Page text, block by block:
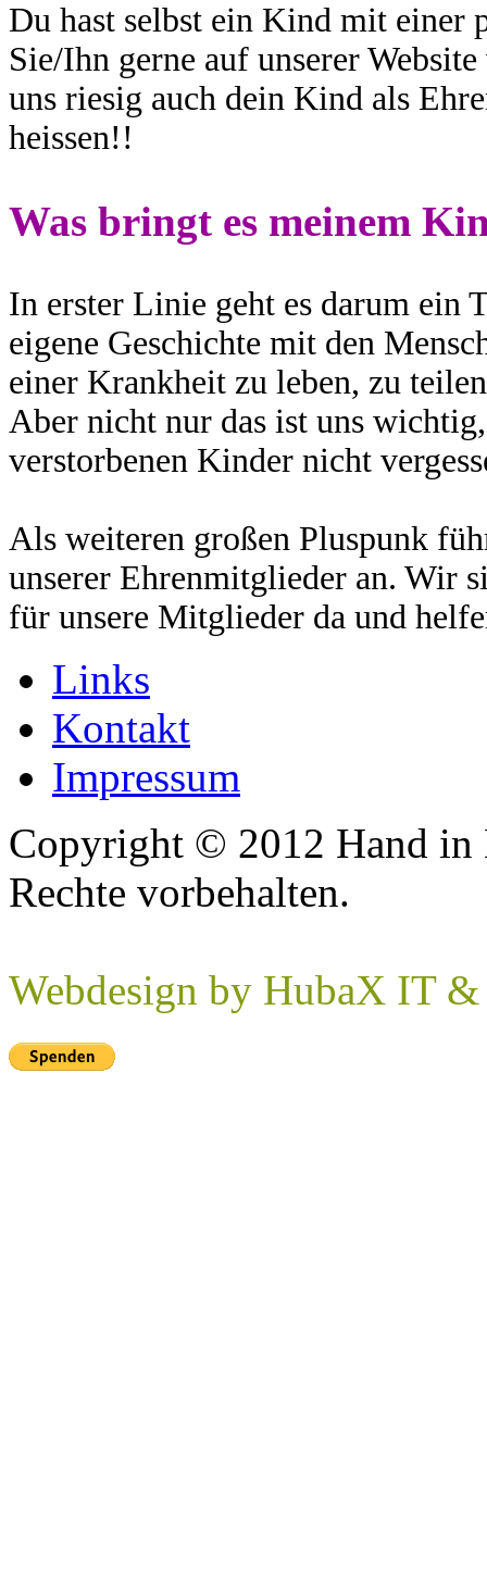
Du hast selbst ein Kind mit einer
Sie/Ihn gerne auf unserer
uns riesig auch dein Kind als
heissen!!
Was bringt es meinem
In erster Linie geht es darum ein
eigene Geschichte mit den
einer Krankheit zu leben, zu
Aber nicht nur das ist uns
verstorbenen Kinder nicht
Als weiteren großen Pluspunk
unserer Ehrenmitglieder an. Wir
für unsere Mitglieder da und
Links
Kontakt
Impressum
Copyright © 2012 Hand in
Rechte vorbehalten.
Webdesign by HubaX IT